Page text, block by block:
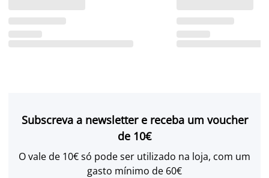
Subscreva a newsletter e receba um voucher
de 10€
O vale de 10€ só pode ser utilizado na loja, com um
gasto mínimo de 60€